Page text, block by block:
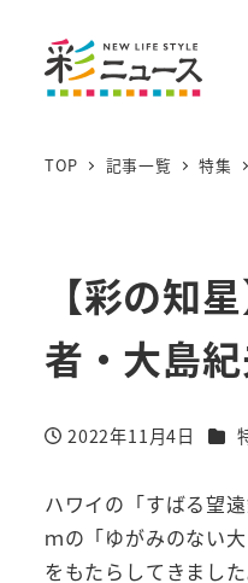
TOP 記事一覧 特集
【彩の知
者・大島
投稿日
2022年11月4日 カテ
ハワイの「すばる望
ｍの「ゆがみのない
をもたらしてきまし